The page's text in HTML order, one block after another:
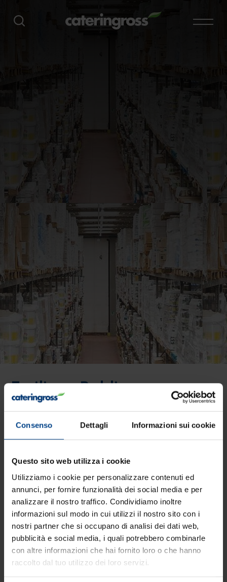
Consenso Dettagli Informazioni sui cookie
Questo sito web utilizza i cookie
Utilizziamo i cookie per personalizzare contenuti ed
annunci, per fornire funzionalità dei social media e per
analizzare il nostro traffico. Condividiamo inoltre
informazioni sul modo in cui utilizzi il nostro sito con i
nostri partner che si occupano di analisi dei dati web,
pubblicità e social media, i quali potrebbero combinarle
con altre informazioni che hai fornito loro o che hanno
raccolto dal tuo utilizzo dei loro servizi.
Emiliano Baldi
Consigliere